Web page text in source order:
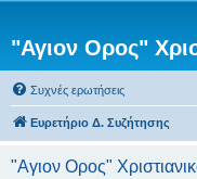
"Αγιον Ορος"
Συχνές ερωτήσεις
Ευρετήριο Δ. Συζήτησης
"Αγιον Ορος"